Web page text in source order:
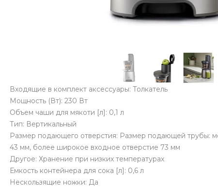
Входящие в комплект аксессуары: Толкатель
Мощность (Вт): 230 Вт
Объем чаши для мякоти [л]: 0,1 л
Тип: Вертикальный
Размер подающего отверстия: Размер подающей трубы:
43 мм, более широкое входное отверстие 73 мм
Другое: Хранение при низких температурах
Емкость контейнера для сока [л]: 0,6 л
Нескользящие ножки: Да